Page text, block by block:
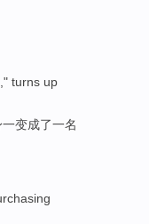
turns up
一变成了一名